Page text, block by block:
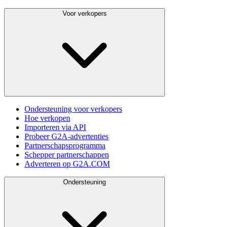
Voor verkopers
Ondersteuning voor verkopers
Hoe verkopen
Importeren via API
Probeer G2A-advertenties
Partnerschapsprogramma
Schepper partnerschappen
Adverteren op G2A.COM
Ondersteuning